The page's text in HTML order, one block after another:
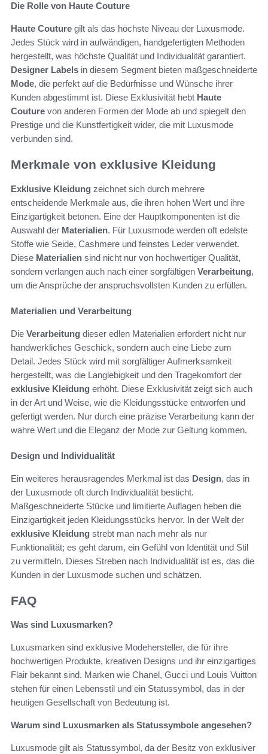
Die Rolle von Haute Couture
Haute Couture gilt als das höchste Niveau der Luxusmode.
Jedes Stück wird in aufwändigen, handgefertigten Methoden
hergestellt, was höchste Qualität und Individualität garantiert.
Designer Labels in diesem Segment bieten maßgeschneiderte
Mode, die perfekt auf die Bedürfnisse und Wünsche ihrer
Kunden abgestimmt ist. Diese Exklusivität hebt Haute
Couture von anderen Formen der Mode ab und spiegelt den
Prestige und die Kunstfertigkeit wider, die mit Luxusmode
verbunden sind.
Merkmale von exklusive Kleidung
Exklusive Kleidung zeichnet sich durch mehrere
entscheidende Merkmale aus, die ihren hohen Wert und ihre
Einzigartigkeit betonen. Eine der Hauptkomponenten ist die
Auswahl der Materialien. Für Luxusmode werden oft edelste
Stoffe wie Seide, Cashmere und feinstes Leder verwendet.
Diese Materialien sind nicht nur von hochwertiger Qualität,
sondern verlangen auch nach einer sorgfältigen Verarbeitung,
um die Ansprüche der anspruchsvollsten Kunden zu erfüllen.
Materialien und Verarbeitung
Die Verarbeitung dieser edlen Materialien erfordert nicht nur
handwerkliches Geschick, sondern auch eine Liebe zum
Detail. Jedes Stück wird mit sorgfältiger Aufmerksamkeit
hergestellt, was die Langlebigkeit und den Tragekomfort der
exklusive Kleidung erhöht. Diese Exklusivität zeigt sich auch
in der Art und Weise, wie die Kleidungsstücke entworfen und
gefertigt werden. Nur durch eine präzise Verarbeitung kann der
wahre Wert und die Eleganz der Mode zur Geltung kommen.
Design und Individualität
Ein weiteres herausragendes Merkmal ist das Design, das in
der Luxusmode oft durch Individualität besticht.
Maßgeschneiderte Stücke und limitierte Auflagen heben die
Einzigartigkeit jeden Kleidungsstücks hervor. In der Welt der
exklusive Kleidung strebt man nach mehr als nur
Funktionalität; es geht darum, ein Gefühl von Identität und Stil
zu vermitteln. Dieses Streben nach Individualität ist es, das die
Kunden in der Luxusmode suchen und schätzen.
FAQ
Was sind Luxusmarken?
Luxusmarken sind exklusive Modehersteller, die für ihre
hochwertigen Produkte, kreativen Designs und ihr einzigartiges
Flair bekannt sind. Marken wie Chanel, Gucci und Louis Vuitton
stehen für einen Lebensstil und ein Statussymbol, das in der
heutigen Gesellschaft von Bedeutung ist.
Warum sind Luxusmarken als Statussymbole angesehen?
Luxusmode gilt als Statussymbol, da der Besitz von exklusiver